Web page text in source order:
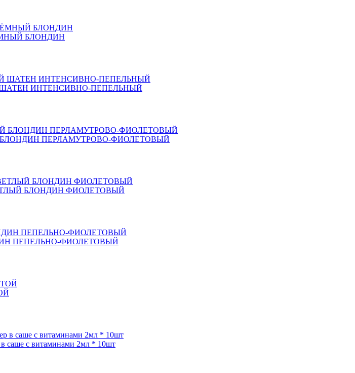
БЛОНДИН
ШАТЕН ИНТЕНСИВНО-ПЕПЕЛЬНЫЙ
БЛОНДИН ПЕРЛАМУТРОВО-ФИОЛЕТОВЫЙ
БЛОНДИН ФИОЛЕТОВЫЙ
ПЕПЕЛЬНО-ФИОЛЕТОВЫЙ
саше с витаминами 2мл * 10шт